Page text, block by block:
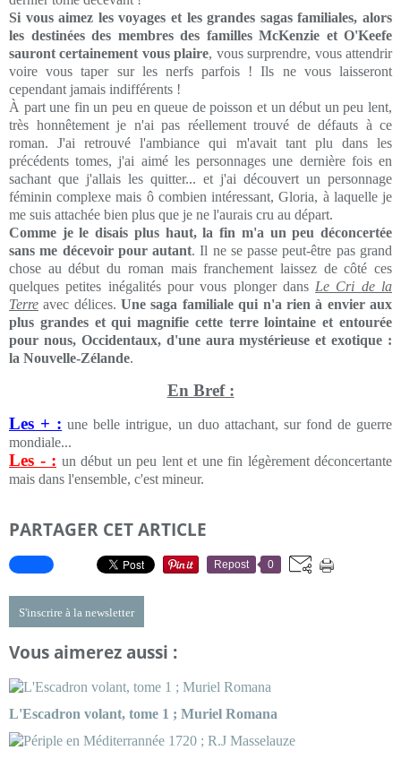
Si vous aimez les voyages et les grandes sagas familiales, alors
les destinées des membres des familles McKenzie et O'Keefe
sauront certainement vous plaire, vous surprendre, vous attendrir
voire vous taper sur les nerfs parfois ! Ils ne vous laisseront
cependant jamais indifférents !
À part une fin un peu en queue de poisson et un début un peu lent,
très honnêtement je n'ai pas réellement trouvé de défauts à ce
roman. J'ai retrouvé l'ambiance qui m'avait tant plu dans les
précédents tomes, j'ai aimé les personnages une dernière fois en
sachant que j'allais les quitter... et j'ai découvert un personnage
féminin complexe mais ô combien intéressant, Gloria, à laquelle je
me suis attachée bien plus que je ne l'aurais cru au départ.
Comme je le disais plus haut, la fin m'a un peu déconcertée
sans me décevoir pour autant. Il ne se passe peut-être pas grand
chose au début du roman mais franchement laissez de côté ces
quelques petites inégalités pour vous plonger dans Le Cri de la
Terre avec délices.Une saga familiale qui n'a rien à envier aux
plus grandes et qui magnifie cette terre lointaine et entourée
pour nous, Occidentaux, d'une aura mystérieuse et exotique :
la Nouvelle-Zélande.
En Bref :
Les + : une belle intrigue, un duo attachant, sur fond de guerre
mondiale...
Les - : un début un peu lent et une fin légèrement déconcertante
mais dans l'ensemble, c'est mineur.
PARTAGER CET ARTICLE
Repost 0
S'inscrire à la newsletter
Vous aimerez aussi :
L'Escadron volant, tome 1 ; Muriel Romana